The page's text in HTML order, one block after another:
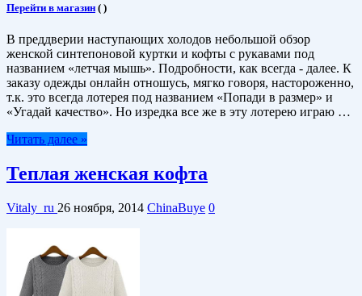
Перейти в магазин ( )
В преддверии наступающих холодов небольшой обзор
женской синтепоновой куртки и кофты с рукавами под
названием «летчая мышь». Подробности, как всегда - далее. К
заказу одежды онлайн отношусь, мягко говоря, настороженно,
т.к. это всегда лотерея под названием «Попади в размер» и
«Угадай качество». Но изредка все же в эту лотерею играю …
Читать далее »
Теплая женская кофта
Vitaly_ru 26 ноября, 2014 ChinaBuye 0